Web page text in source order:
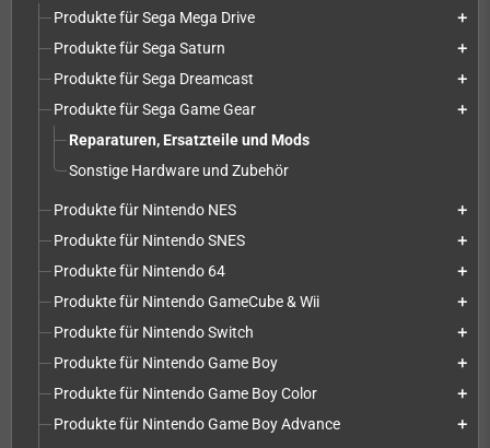
Produkte für Sega Mega Drive add
Produkte für Sega Saturn add
Produkte für Sega Dreamcast add
Produkte für Sega Game Gear add
Reparaturen, Ersatzteile und Mods
Sonstige Hardware und Zubehör
Produkte für Nintendo NES add
Produkte für Nintendo SNES add
Produkte für Nintendo 64 add
Produkte für Nintendo GameCube & Wii add
Produkte für Nintendo Switch add
Produkte für Nintendo Game Boy add
Produkte für Nintendo Game Boy Color add
Produkte für Nintendo Game Boy Advance add